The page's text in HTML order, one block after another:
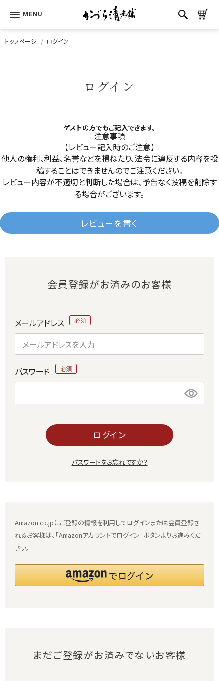
トップページ ログイン
ログイン
ゲストの方でもご記入できます。
注意事項
【レビュー記入時のご注意】
他人の権利、利益、名誉などを損ねたり、法令に違反する内容を投
稿することはできませんのでご注意ください。
レビュー内容が不適切と判断した場合は、予告なく投稿を削除す
る場合がございます。
レビューを書く
会員登録がお済みのお客様
メールアドレス
パスワード
ログイン
パスワードをお忘れですか？
Amazon.co.jpにご登録の情報を利用してログインまたは会員登録さ
れるお客様は、「Amazonアカウントでログイン」ボタンよりお進みくだ
さい。
まだご登録がお済みでないお客様